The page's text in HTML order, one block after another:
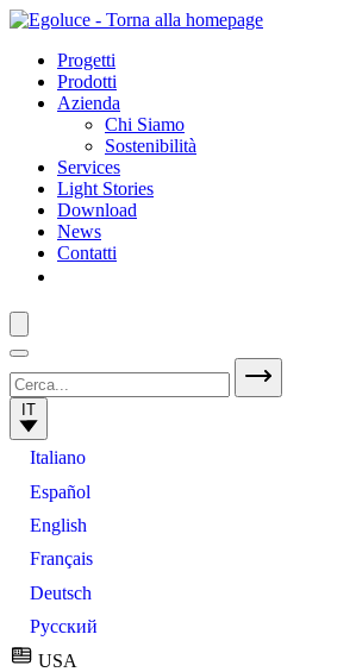
Progetti
Prodotti
Azienda
Chi Siamo
Sostenibilità
Services
Light Stories
Download
News
Contatti
IT
Italiano
Español
English
Français
Deutsch
Русский
USA